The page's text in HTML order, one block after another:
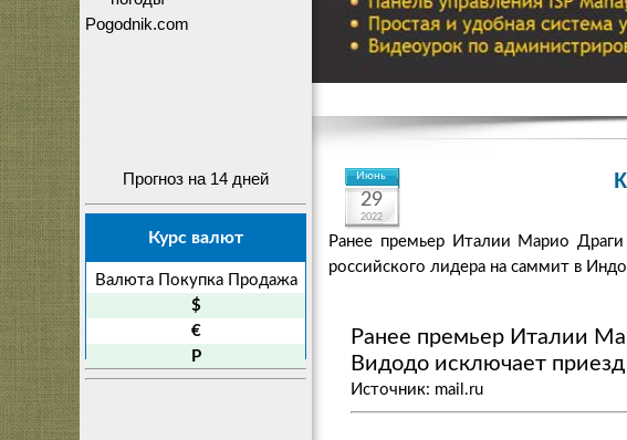
Прогноз на 14 дней
Курс валют
Валюта Покупка
Продажа
$
€
P
Июнь
29
2022
Ранее премьер Италии Марио
российского лидера на саммит в
Ранее премьер Италии
Видодо исключает
Источник: mail.ru